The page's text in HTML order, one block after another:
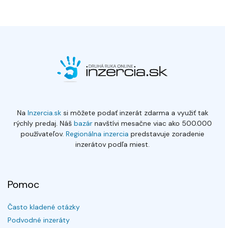
Na Inzercia.sksi môžete podať inzerát zdarma a využiť tak
rýchly predaj. Náš bazárnavštívi mesačne viac ako 500.000
používateľov. Regionálna inzercia predstavuje zoradenie
inzerátov podľa miest.
Pomoc
Často kladené otázky
Podvodné inzeráty